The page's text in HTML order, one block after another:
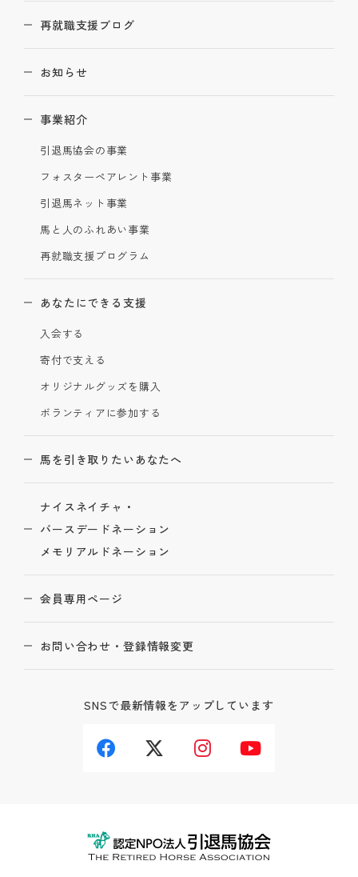
再就職支援ブログ
お知らせ
事業紹介
引退馬協会の事業
フォスターペアレント事業
引退馬ネット事業
馬と人のふれあい事業
再就職支援プログラム
あなたにできる支援
入会する
寄付で支える
オリジナルグッズを購入
ボランティアに参加する
馬を引き取りたいあなたへ
ナイスネイチャ・
バースデードネーション
メモリアルドネーション
会員専用ページ
お問い合わせ・登録情報変更
SNSで最新情報をアップしています